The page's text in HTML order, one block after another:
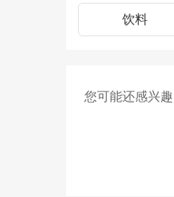
饮料
您可能还感兴趣